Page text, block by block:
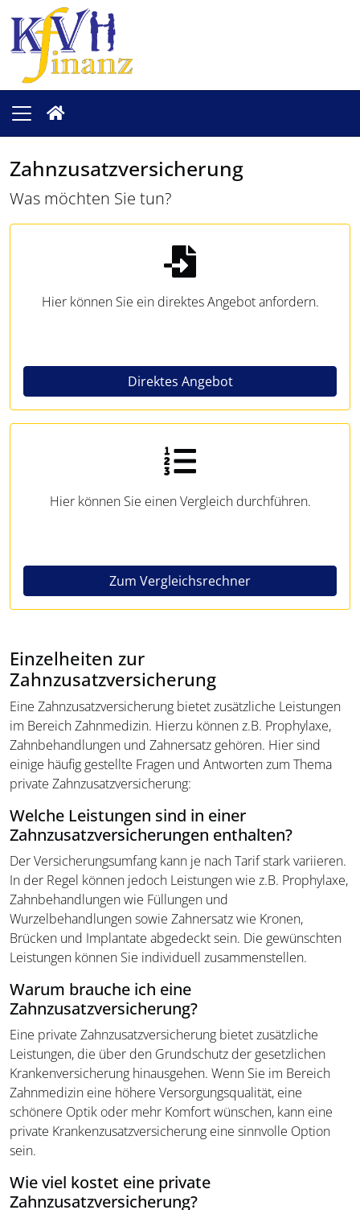
Zahnzusatzversicherung
Was möchten Sie tun?
Hier können Sie ein direktes Angebot anfordern.
Direktes Angebot
Hier können Sie einen Vergleich durchführen.
Zum Vergleichsrechner
Einzelheiten zur
Zahnzusatzversicherung
Eine Zahnzusatzversicherung bietet zusätzliche Leistungen
im Bereich Zahnmedizin. Hierzu können z.B. Prophylaxe,
Zahnbehandlungen und Zahnersatz gehören. Hier sind
einige häufig gestellte Fragen und Antworten zum Thema
private Zahnzusatzversicherung:
Welche Leistungen sind in einer
Zahnzusatzversicherungen enthalten?
Der Versicherungsumfang kann je nach Tarif stark variieren.
In der Regel können jedoch Leistungen wie z.B. Prophylaxe,
Zahnbehandlungen wie Füllungen und
Wurzelbehandlungen sowie Zahnersatz wie Kronen,
Brücken und Implantate abgedeckt sein. Die gewünschten
Leistungen können Sie individuell zusammenstellen.
Warum brauche ich eine
Zahnzusatzversicherung?
Eine private Zahnzusatzversicherung bietet zusätzliche
Leistungen, die über den Grundschutz der gesetzlichen
Krankenversicherung hinausgehen. Wenn Sie im Bereich
Zahnmedizin eine höhere Versorgungsqualität, eine
schönere Optik oder mehr Komfort wünschen, kann eine
private Krankenzusatzversicherung eine sinnvolle Option
sein.
Wie viel kostet eine private
Zahnzusatzversicherung?